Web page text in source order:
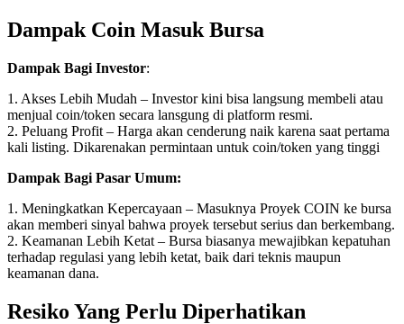
Dampak Coin Masuk Bursa
Dampak Bagi Investor:
1. Akses Lebih Mudah – Investor kini bisa langsung membeli atau
menjual coin/token secara lansgung di platform resmi.
2. Peluang Profit – Harga akan cenderung naik karena saat pertama
kali listing. Dikarenakan permintaan untuk coin/token yang tinggi
Dampak Bagi Pasar Umum:
1. Meningkatkan Kepercayaan – Masuknya Proyek COIN ke bursa
akan memberi sinyal bahwa proyek tersebut serius dan berkembang.
2. Keamanan Lebih Ketat – Bursa biasanya mewajibkan kepatuhan
terhadap regulasi yang lebih ketat, baik dari teknis maupun
keamanan dana.
Resiko Yang Perlu Diperhatikan